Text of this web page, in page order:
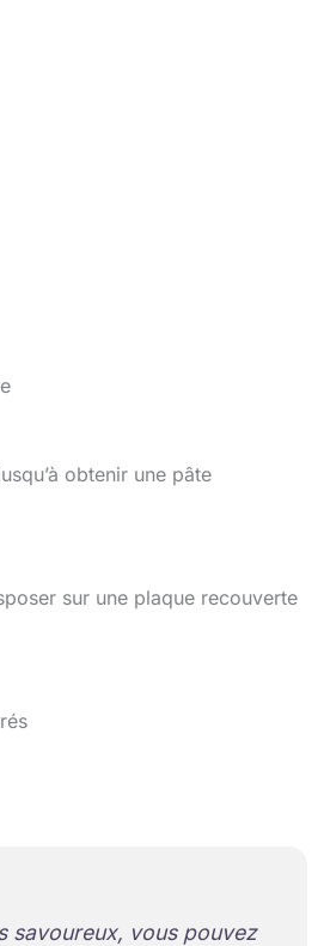
obtenir une pâte
sur une plaque recouverte
savoureux, vous pouvez